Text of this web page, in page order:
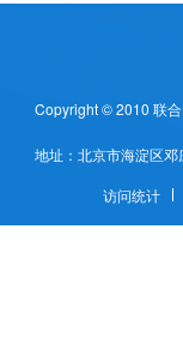
Copyright © 2010 联
地址：北京市海淀区
访问统计